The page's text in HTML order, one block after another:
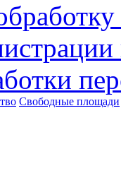
Свободные площади